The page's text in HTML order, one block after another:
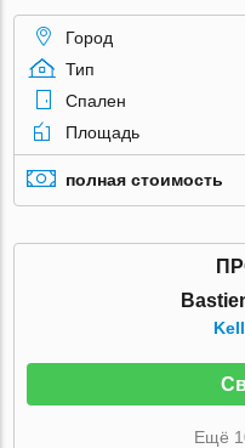
Город
Тип
Спален
Площадь
полная стоимость
Ещё